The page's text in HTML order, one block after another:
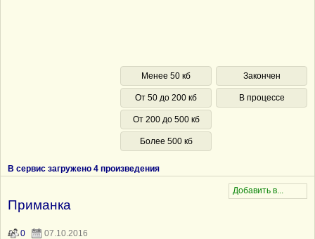
Менее 50 кб
От 50 до 200 кб
От 200 до 500 кб
Более 500 кб
Закончен
В процессе
В сервис загружено 4 произведения
Приманка
0 07.10.2016